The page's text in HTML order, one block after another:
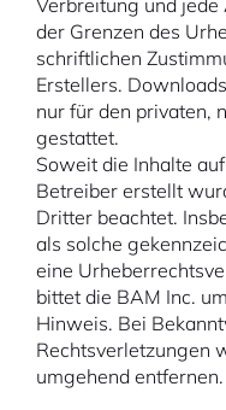
Verbreitung und
der Grenzen des
schriftlichen
Erstellers.
nur für den privaten,
gestattet.
Soweit die Inhalte
Betreiber erstellt
Dritter beachtet.
als solche
eine
bittet die BAM Inc.
Hinweis. Bei
Rechtsverletzungen
umgehend entfernen.